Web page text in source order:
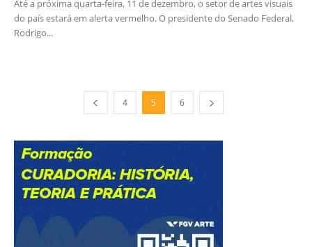
Até a próxima quarta-feira, 11 de dezembro, o setor de artes visuais
do país estará em alerta vermelho. O presidente do Senado Federal,
Rodrigo...
4 5 6